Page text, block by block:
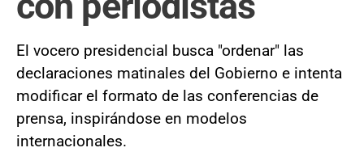
El vocero presidencial busca "ordenar" las
declaraciones matinales del Gobierno e intenta
modificar el formato de las conferencias de
prensa, inspirándose en modelos
internacionales.